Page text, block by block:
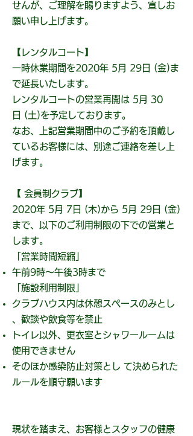
せんが、ご理解を賜りますよう、宣しお
願い申し上げます。
【レンタルコート】
一時休業期間を2020年 5月 29日 (金)ま
で延長いたします。
レンタルコートの営業再開は 5月 30
日 (土)を予定しております。
なお、上記営業期間中のご予約を頂戴し
ているお客様には、別途ご連絡を差し上
げます。
​【 会員制クラブ】
2020年 5月 7日 (木)から 5月 29日 (金)
まで、以下のご利用制限の下での営業と
します。
「営業時間短縮」
午前9時～午後3時まで
「施設利用制限」
クラブハウス内は休憩スペースのみとし
、歓談や飲食等を禁止
トイレ以外、更衣室とシャワールームは
使用できません
そのほか感染防止対策とし て決められた
ルールを順守願います
現状を踏まえ、お客様とスタッフの健康